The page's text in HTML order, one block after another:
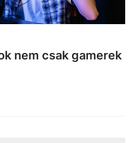
nem csak gamerek